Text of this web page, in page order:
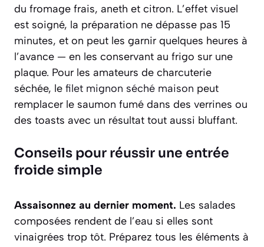
du fromage frais, aneth et citron. L’effet visuel
est soigné, la préparation ne dépasse pas 15
minutes, et on peut les garnir quelques heures à
l’avance — en les conservant au frigo sur une
plaque. Pour les amateurs de charcuterie
séchée, le filet mignon séché maison peut
remplacer le saumon fumé dans des verrines ou
des toasts avec un résultat tout aussi bluffant.
Conseils pour réussir une entrée
froide simple
Assaisonnez au dernier moment. Les salades
composées rendent de l’eau si elles sont
vinaigrées trop tôt. Préparez tous les éléments à